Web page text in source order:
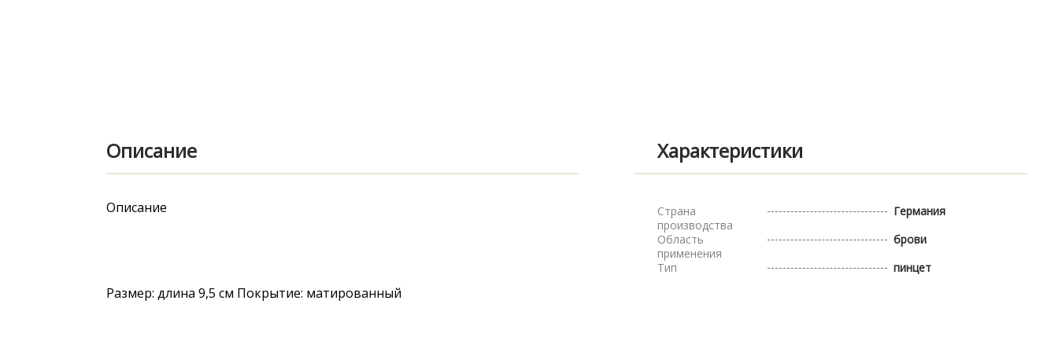
Описание Характеристики
Описание
Размер: длина 9,5 см Покрытие: матированный
Страна
производства
Германия
Область
применения
брови
Тип
пинцет